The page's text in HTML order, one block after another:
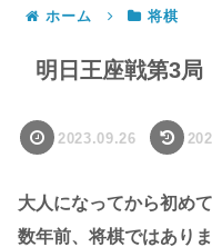
ホーム 将棋
明日王座戦第3局
2023.09.26
大人になってから初め
数年前、将棋ではあり